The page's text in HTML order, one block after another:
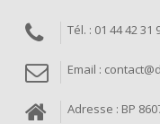
Tél. : 01 44 42 31
Email :
Adresse : BP